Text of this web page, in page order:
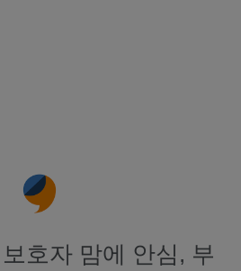
호자 맘에 안심, 부